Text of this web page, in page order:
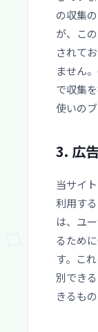
の収集
が、こ
されて
ません
で収集
使いの
3. 広
当サイ
利用す
は、ユ
るため
す。こ
別でき
きるも